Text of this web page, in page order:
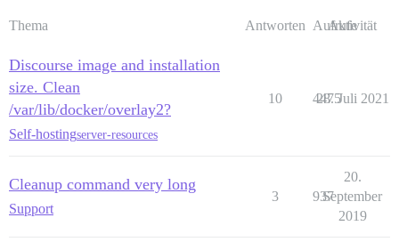
Thema Antworten Aufrufe
Aktivität
Discourse image and installation
size. Clean
/var/lib/docker/overlay2?
Self-hostingserver-resources
10 4475
28. Juli 2021
Cleanup command very long
Support
3 937
20.
September
2019